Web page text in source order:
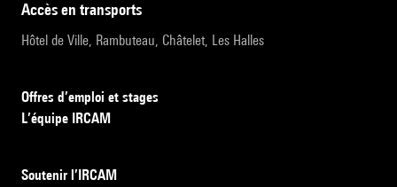
accès en transports
Hôtel de Ville, Rambuteau, Châtelet, Les Halles
Offres d’emploi et stages
L’équipe IRCAM
Soutenir l’IRCAM